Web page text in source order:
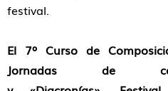
festival.
El 7º Curso de
Jornadas de